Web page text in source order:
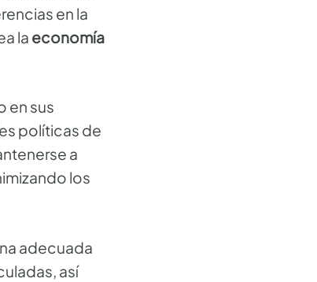
en la
la economía
en sus
políticas de
a
los
adecuada
así